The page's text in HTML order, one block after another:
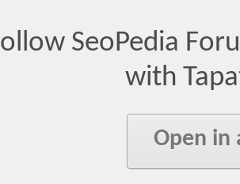
SeoPedia
with
Open in